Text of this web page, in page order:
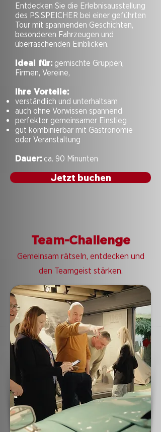
Entdecken Sie die Erlebnisausstellung
des PS.SPEICHER bei einer geführten
Tour mit spannenden Geschichten,
besonderen Fahrzeugen und
überraschenden Einblicken.
Ideal für: gemischte Gruppen,
Firmen, Vereine,
Ihre Vorteile:
verständlich und unterhaltsam
auch ohne Vorwissen spannend
perfekter gemeinsamer Einstieg
gut kombinierbar mit Gastronomie
oder Veranstaltung
Dauer: ca. 90 Minunten
Jetzt buchen
Team-Challenge
Gemeinsam rätseln, entdecken und
den Teamgeist stärken.